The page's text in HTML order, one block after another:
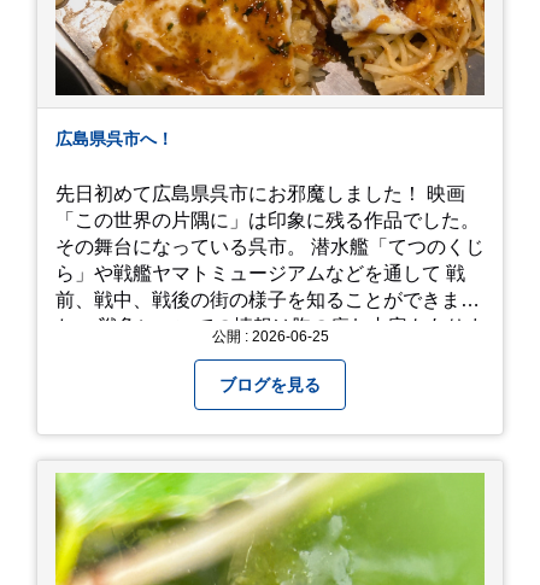
広島県呉市へ！
先日初めて広島県呉市にお邪魔しました！ 映画
「この世界の片隅に」は印象に残る作品でした。
その舞台になっている呉市。 潜水艦「てつのくじ
ら」や戦艦ヤマトミュージアムなどを通して 戦
前、戦中、戦後の街の様子を知ることができまし
た。 戦争についての情報は胸の痛む内容もありま
て本当に良かったです！ そして美味しい物もたく
さん。 写真は地元のスーパーで買った自分へのお
土産たち。 お好み焼きもやっぱり美味しいです
ね！ 広島また遊びに行きたいです♪
公開 : 2026-06-25
ブログを見る